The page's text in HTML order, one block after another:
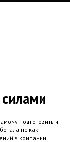
подготовить и
не как
в компании.